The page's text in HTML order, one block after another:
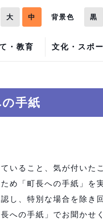
・教育 文化・スポ
大 中 背景色 黒
手紙
いること、気が付いた
め「町長への手紙」を
し、特別な場合を除き
への手紙」でお聞かせ